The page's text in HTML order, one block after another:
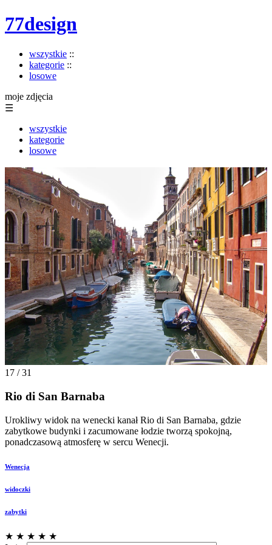
77design
wszystkie ::
kategorie ::
losowe
moje zdjęcia
☰
wszystkie
kategorie
losowe
17 / 31
Rio di San Barnaba
Urokliwy widok na wenecki kanał Rio di San Barnaba, gdzie
zabytkowe budynki i zacumowane łodzie tworzą spokojną,
ponadczasową atmosferę w sercu Wenecji.
Wenecja
widoczki
zabytki
★ ★ ★ ★ ★